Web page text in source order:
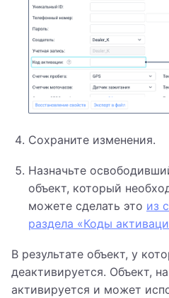
Сохраните изменения.
Назначьте
объект, который
можете сделать это из
раздела «Коды
В результате объект, у
деактивируется. Объект,
активируется и может